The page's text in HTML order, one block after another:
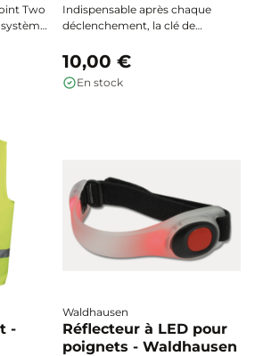
Two
une
Indispensable après chaque
déclenchement, la clé de
remettre en fonctionnement le
mécanisme de votre gilet airbag
en toute simplicité.
10,00 €
En stock
-
Waldhausen
Réflecteur à LED pour
poignets - Waldhausen